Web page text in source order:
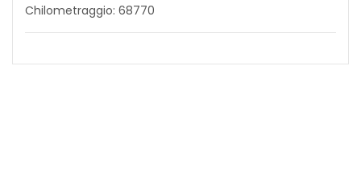
Chilometraggio: 68770